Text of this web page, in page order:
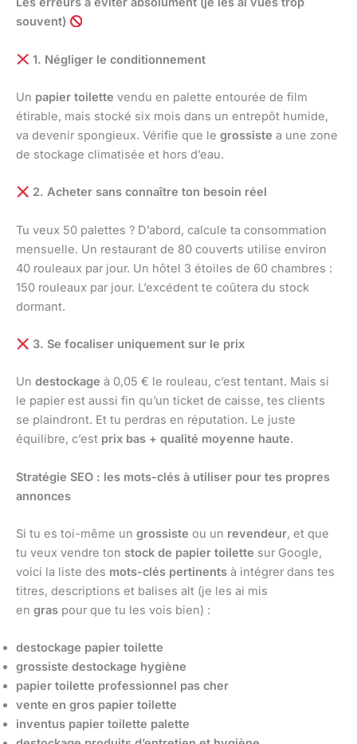
souvent)
1. Négliger le conditionnement
Un papier toilette vendu en palette entourée de film
étirable, mais stocké six mois dans un entrepôt humide,
va devenir spongieux. Vérifie que le grossiste a une zone
de stockage climatisée et hors d’eau.
2. Acheter sans connaître ton besoin réel
Tu veux 50 palettes ? D’abord, calcule ta consommation
mensuelle. Un restaurant de 80 couverts utilise environ
40 rouleaux par jour. Un hôtel 3 étoiles de 60 chambres :
150 rouleaux par jour. L’excédent te coûtera du stock
dormant.
3. Se focaliser uniquement sur le prix
Un destockage à 0,05 € le rouleau, c’est tentant. Mais si
le papier est aussi fin qu’un ticket de caisse, tes clients
se plaindront. Et tu perdras en réputation. Le juste
équilibre, c’est prix bas + qualité moyenne haute.
Stratégie SEO : les mots-clés à utiliser pour tes propres
annonces
Si tu es toi-même un grossiste ou un revendeur, et que
tu veux vendre ton stock de papier toilette sur Google,
voici la liste des mots-clés pertinents à intégrer dans tes
titres, descriptions et balises alt (je les ai mis
en gras pour que tu les vois bien) :
destockage papier toilette
grossiste destockage hygiène
papier toilette professionnel pas cher
vente en gros papier toilette
inventus papier toilette palette